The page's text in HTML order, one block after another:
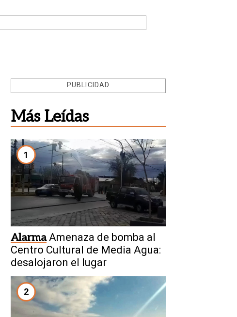
PUBLICIDAD
Más Leídas
1
Alarma Amenaza de bomba al
Centro Cultural de Media Agua:
desalojaron el lugar
2